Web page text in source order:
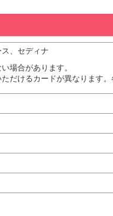
、セディナ
場合があります。
だけるカードが異なります。